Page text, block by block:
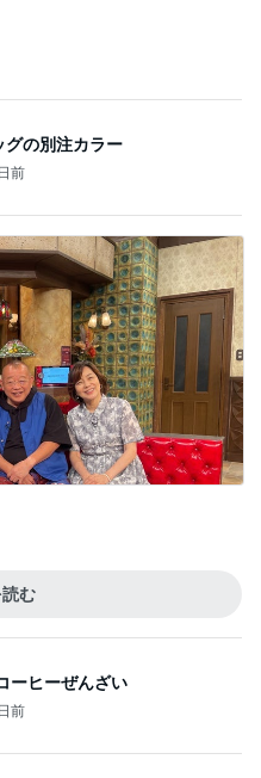
グの別注カラー
前
む
ーヒーぜんざい
前